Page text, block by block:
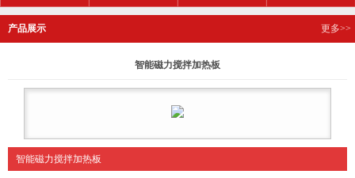
产品展示 更多>>
智能磁力搅拌加热板
智能磁力搅拌加热板